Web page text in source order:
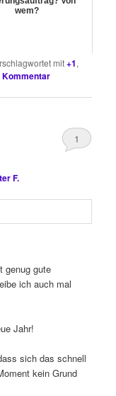
wem?
mit+1,
Kommentar
F.
1
genug gute
ich auch mal
Jahr!
sich das schnell
kein Grund